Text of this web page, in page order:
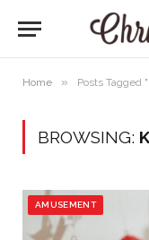
Home » Posts Tagged
BROWSING:
AMUSEMENT